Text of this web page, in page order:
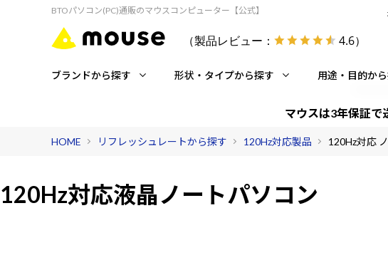
BTOパソコン(PC)通販のマウスコンピューター【公式】
（製品レビュー： 4.6）
ブランドから探す 形状・タイプから探す 用途・目的か
マウスは3年保証で
HOME リフレッシュレートから探す 120Hz対応製品 120Hz対応
120Hz対応液晶ノートパソコン